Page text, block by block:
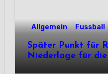
Allgemein Fussball
Später Punkt für
Niederlage für